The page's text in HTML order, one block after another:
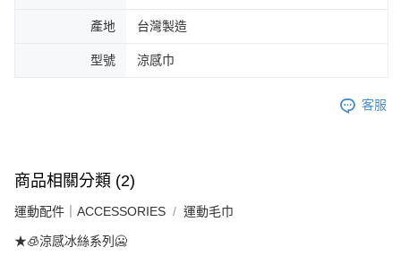
產地 台灣製造
型號 涼感巾
客服
商品相關分類 (2)
運動配件｜ACCESSORIES 運動毛巾
★🧊涼感冰絲系列🥶